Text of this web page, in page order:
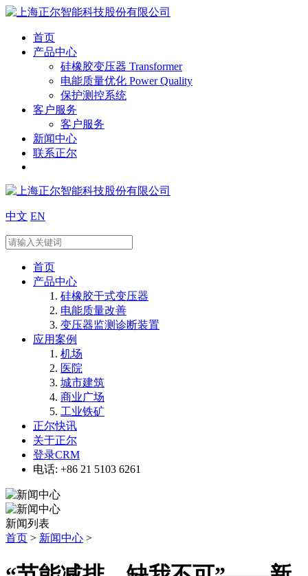
首页
产品中心
硅橡胶变压器 Transformer
电能质量优化 Power Quality
保护测控系统
客户服务
客户服务
新闻中心
联系正尔
中文 EN
首页
产品中心
硅橡胶干式变压器
电能质量改善
变压器监测诊断装置
应用案例
机场
医院
城市建筑
商业广场
工业铁矿
正尔快讯
关于正尔
登录CRM
电话: +86 21 5103 6261
新闻列表
首页 > 新闻中心 >